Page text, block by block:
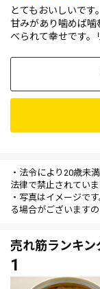
とてもおいしいで
甘みがあり噛めば噛
べられて幸せです。
・法令により20歳未
法律で禁止されていま
・写真はイメージで
る場合がございますの
売れ筋ランキン